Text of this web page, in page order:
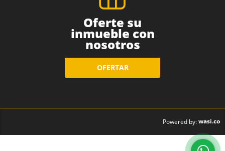
Oferte su
inmueble con
nosotros
OFERTAR
Powered by:wasi.co